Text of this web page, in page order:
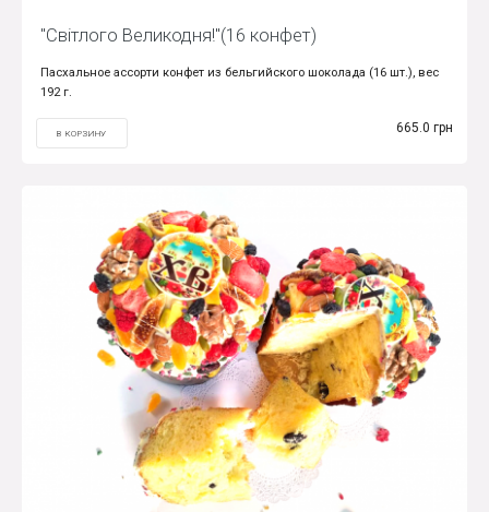
"Світлого Великодня!"(16 конфет)
Пасхальное ассорти конфет из бельгийского шоколада (16 шт.), вес
192 г.
В КОРЗИНУ 665.0 грн